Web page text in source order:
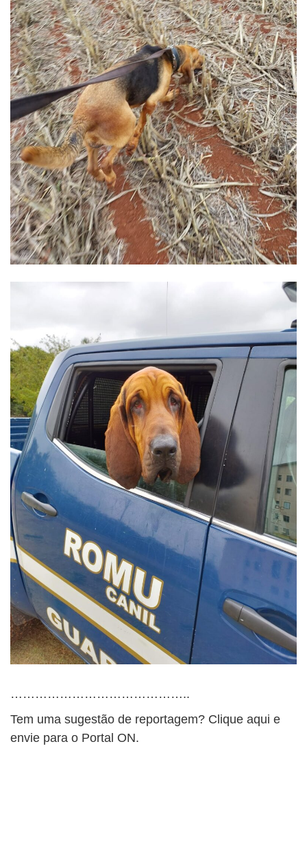
……………………………………..
Tem uma sugestão de reportagem? Clique aqui e
envie para o Portal ON.